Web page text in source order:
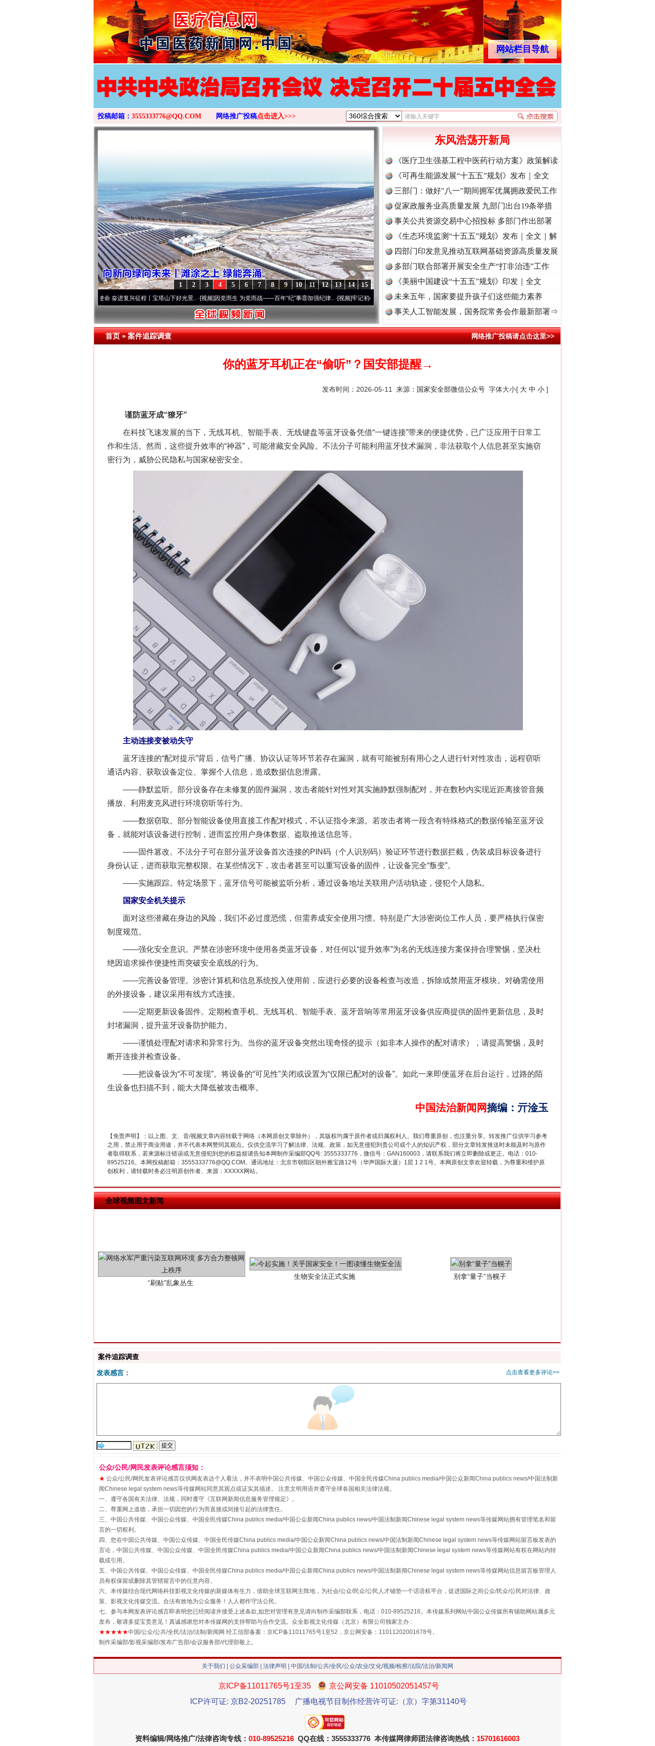
>
网站栏目导航
投稿邮箱： 3555333776@QQ.COM 网络推广投稿点击进入>>>
15
14
13
12
11
10
9
8
7
6
5
4
3
2
1
牢记初心使命 奋进复兴征程丨宝塔山下好光景..·[视频]因党而生 为党而战——百年“纪”事⑧加强纪律..·[视频]牢记初心使命 奋进复兴征程丨“转折之城”激荡..·[视频]牢记初心使命 奋进复兴征程丨红船起航处 潮起..
东风浩荡开新局
《医疗卫生强基工程中医药行动方案》政策解读
《可再生能源发展“十五五”规划》发布｜全文
三部门：做好"八一"期间拥军优属拥政爱民工作
促家政服务业高质量发展 九部门出台19条举措
事关公共资源交易中心招投标 多部门作出部署
《生态环境监测“十五五”规划》发布｜全文｜解
读
四部门印发意见推动互联网基础资源高质量发展
多部门联合部署开展安全生产“打非治违”工作
《美丽中国建设“十五五”规划》印发｜全文
未来五年，国家要提升孩子们这些能力素养
事关人工智能发展，国务院常务会作最新部署⇒
首页»案件追踪调查 网络推广投稿请点击这里>>
你的蓝牙耳机正在“偷听”？国安部提醒→
发布时间：2026-05-11 来源： 国家安全部微信公众号 字体大小[ 大 中 小 ]
谨防蓝牙成“獠牙”
在科技飞速发展的当下，无线耳机、智能手表、无线键盘等蓝牙设备凭借“一键连接”带来的便捷优势，已广泛应用于日常工
作和生活。然而，这些提升效率的“神器”，可能潜藏安全风险。不法分子可能利用蓝牙技术漏洞，非法获取个人信息甚至实施窃
密行为，威胁公民隐私与国家秘密安全。
主动连接变被动失守
蓝牙连接的“配对提示”背后，信号广播、协议认证等环节若存在漏洞，就有可能被别有用心之人进行针对性攻击，远程窃听
通话内容、获取设备定位、掌握个人信息，造成数据信息泄露。
——静默监听。部分设备存在未修复的固件漏洞，攻击者能针对性对其实施静默强制配对，并在数秒内实现近距离接管音频
播放、利用麦克风进行环境窃听等行为。
——数据窃取。部分智能设备使用直接工作配对模式，不认证指令来源。若攻击者将一段含有特殊格式的数据传输至蓝牙设
备，就能对该设备进行控制，进而监控用户身体数据、盗取推送信息等。
——固件篡改。不法分子可在部分蓝牙设备首次连接的PIN码（个人识别码）验证环节进行数据拦截，伪装成目标设备进行
身份认证，进而获取完整权限。在某些情况下，攻击者甚至可以重写设备的固件，让设备完全“叛变”。
——实施跟踪。特定场景下，蓝牙信号可能被监听分析，通过设备地址关联用户活动轨迹，侵犯个人隐私。
国家安全机关提示
面对这些潜藏在身边的风险，我们不必过度恐慌，但需养成安全使用习惯。特别是广大涉密岗位工作人员，要严格执行保密
制度规范。
——强化安全意识。严禁在涉密环境中使用各类蓝牙设备，对任何以“提升效率”为名的无线连接方案保持合理警惕，坚决杜
绝因追求操作便捷性而突破安全底线的行为。
——完善设备管理。涉密计算机和信息系统投入使用前，应进行必要的设备检查与改造，拆除或禁用蓝牙模块。对确需使用
的外接设备，建议采用有线方式连接。
——定期更新设备固件。定期检查手机、无线耳机、智能手表、蓝牙音响等常用蓝牙设备供应商提供的固件更新信息，及时
封堵漏洞，提升蓝牙设备防护能力。
——谨慎处理配对请求和异常行为。当你的蓝牙设备突然出现奇怪的提示（如非本人操作的配对请求），请提高警惕，及时
断开连接并检查设备。
——把设备设为“不可发现”。将设备的“可见性”关闭或设置为“仅限已配对的设备”。如此一来即便蓝牙在后台运行，过路的陌
生设备也扫描不到，能大大降低被攻击概率。
中国法治新闻网摘编 ： 亓淦玉
【免责声明】：以上图、文、音/视频文章内容转载于网络（本网原创文章除外），其版权均属于原作者或归属权利人。我们尊重原创，也注重分享。转发推广仅供学习参考
之用，禁止用于商业用途，并不代表本网赞同其观点。仅供交流学习了解法律、法规、政策，如无意侵犯到贵公司或个人的知识产权，部分文章转发推送时未能及时与原作
者取得联系，若来源标注错误或无意侵犯到您的权益烦请告知本网制作采编部QQ号: 3555333776，微信号：GAN160003，请联系我们将立即删除或更正。电话：010-
89525216。本网投稿邮箱：3555333776@QQ.COM。通讯地址：北京市朝阳区朝外雅宝路12号（华声国际大厦）1层 1 2 1号。本网原创文章欢迎转载，为尊重和维护原
创权利，请转载时务必注明原创作者、来源：XXXXX网站。
全球视频图文新闻
网上购药对药下症？
茶叶“炒上天”
这是一记警钟！ 谢谢有你温暖了四季
在谋一域中谋全局
千亩耕地变“别墅”
解纷+调解+退费，一次搞定
珠宝鉴定乱象
站台名比不上好声名
走近一线检察官
“谁都不怕”的他落马了
案件追踪调查
点击查看更多评论>>
发表感言：
公众/公民/网民发表评论感言须知：
★ 公众/公民/网民发表评论感言仅供网友表达个人看法，并不表明中国公共传媒、中国公众传媒、中国全民传媒China publics media/中国公众新闻China publics news/中国法制新
闻Chinese legal system news等传媒网站同意其观点或证实其描述。 注意文明用语并遵守全球各国相关法律法规。
一、遵守各国有关法律、法规，同时遵守《互联网新闻信息服务管理规定》。
二、尊重网上道德，承担一切因您的行为而直接或间接引起的法律责任。
三、中国公共传媒、中国公众传媒、中国全民传媒China publics media/中国公众新闻China publics news/中国法制新闻Chinese legal system news等传媒网站拥有管理笔名和留
言的一切权利。
四、您在中国公共传媒、中国公众传媒、中国全民传媒China publics media/中国公众新闻China publics news/中国法制新闻Chinese legal system news等传媒网站留言板发表的
言论，中国公共传媒、中国公众传媒、中国全民传媒China publics media/中国公众新闻China publics news/中国法制新闻Chinese legal system news等传媒网站有权在网站内转
载或引用。
五、中国公共传媒、中国公众传媒、中国全民传媒China publics media/中国公众新闻China publics news/中国法制新闻Chinese legal system news等传媒网站信息留言板管理人
员有权保留或删除其管辖留言中的任意内容。
六、本传媒结合现代网络科技影视文化传媒的新媒体有生力，借助全球互联网主阵地，为社会/公众/民众/公民人才铺垫一个话语权平台，促进国际之间公众/民众/公民对法律、政
策、影视文化传媒交流。合法有效地为公众服务！人人都作守法公民。
七、参与本网发表评论感言即表明您已经阅读并接受上述条款,如您对管理有意见请向制作采编部联系，电话：010-89525216。本传媒系列网站中国公众传媒所有辅助网站属多元
发布，敬请多提宝贵意见！真诚感谢您对本传媒网的支持帮助与合作交流。众全影视文化传媒（北京）有限公司独家主办 :
★★★★★中国/公众/公共/全民/法治/法制/新闻网 经工信部备案：京ICP备11011765号1至52，京公网安备：11011202001678号。
制作采编部/影视采编部/发布广告部/会议服务部/代理部敬上。
关于我们 公众采编部 法律声明 | 中国/法制/公共/全民/公众/农业/文化/视频/检察/法院/法治/新闻网
京ICP备11011765号1至35
京公网安备 11010502051457号
ICP许可证: 京B2-20251785
广播电视节目制作经营许可证:（京）字第31140号
资料编辑/网络推广/法律咨询专线： 010-89525216 QQ在线：3555333776 本传媒网律师团法律咨询热线： 15701616003